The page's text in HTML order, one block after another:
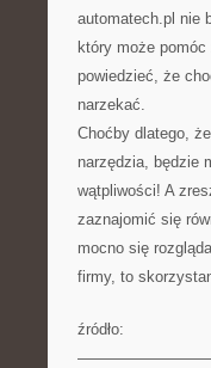
automatech.pl nie
który może
powiedzieć, że
narzekać.
Choćby dlatego,
narzędzia, będzie
wątpliwości! A
zaznajomić się
mocno się
firmy, to
źródło: